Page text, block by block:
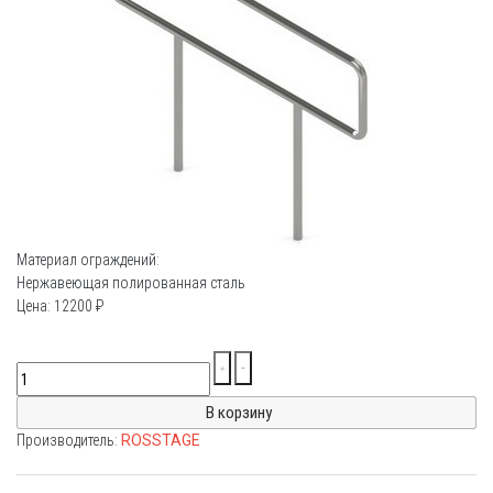
Материал ограждений:
Нержавеющая полированная сталь
Цена: 12200 ₽
Производитель: ROSSTAGE